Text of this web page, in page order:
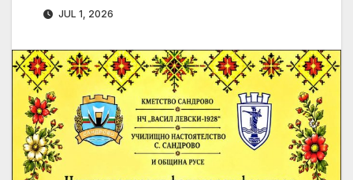
JUL 1, 2026